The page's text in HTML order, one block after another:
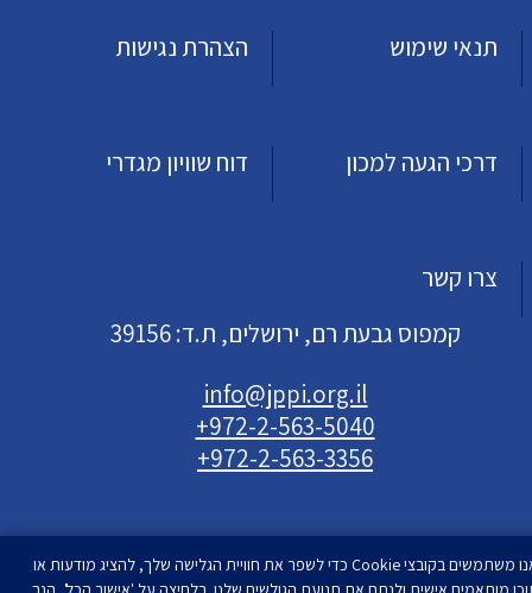
תנאי שימוש הצהרת נגישות
דרכי הגעה למכון דוח שוויון מגדרי
צרו קשר
קמפוס גבעת רם, ירושלים, ת.ד: 39156
info@jppi.org.il
+972-2-563-5040
+972-2-563-3356
אנו משתמשים בקובצי Cookie כדי לשפר את חוויית הגלישה שלך, להציג מודעות או